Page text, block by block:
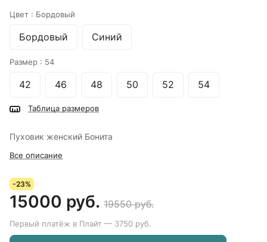
Цвет : Бордовый
Бордовый Синий
Размер : 54
42 46 48 50 52 54
Таблица размеров
Пуховик женский Бонита
Все описание
-23%
15000 руб. 19550 руб.
Первый платёж в Плайт — 3750 руб.